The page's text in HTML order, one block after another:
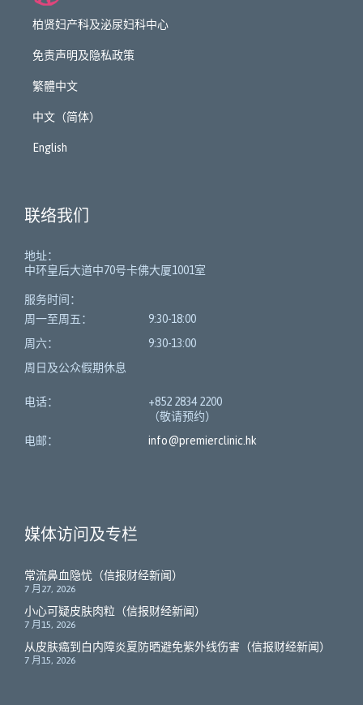
柏贤妇产科及泌尿妇科中心
免责声明及隐私政策
繁體中文
中文（简体）
English
联络我们
地址：
中环皇后大道中70号卡佛大厦1001室
服务时间：
周一至周五：
9:30-18:00
周六：
9:30-13:00
周日及公众假期休息
电话：
+852 2834 2200
（敬请预约）
电邮：
info@premierclinic.hk
媒体访问及专栏
常流鼻血隐忧（信报财经新闻）
7 月27, 2026
小心可疑皮肤肉粒（信报财经新闻）
7 月15, 2026
从皮肤癌到白内障炎夏防晒避免紫外线伤害（信报财经新闻）
7 月15, 2026